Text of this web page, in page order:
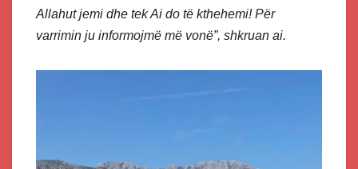
Allahut jemi dhe tek Ai do të kthehemi! Për
varrimin ju informojmë më vonë”, shkruan ai.